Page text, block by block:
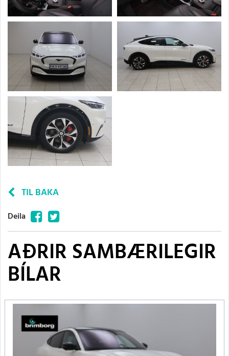
TIL BAKA
Deila FacebookTwitter
AÐRIR SAMBÆRILEGIR
BÍLAR